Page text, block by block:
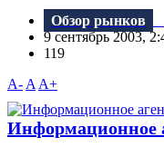
Обзор рынков
9 сентябрь 2003,
119
A- A A+
Информационное